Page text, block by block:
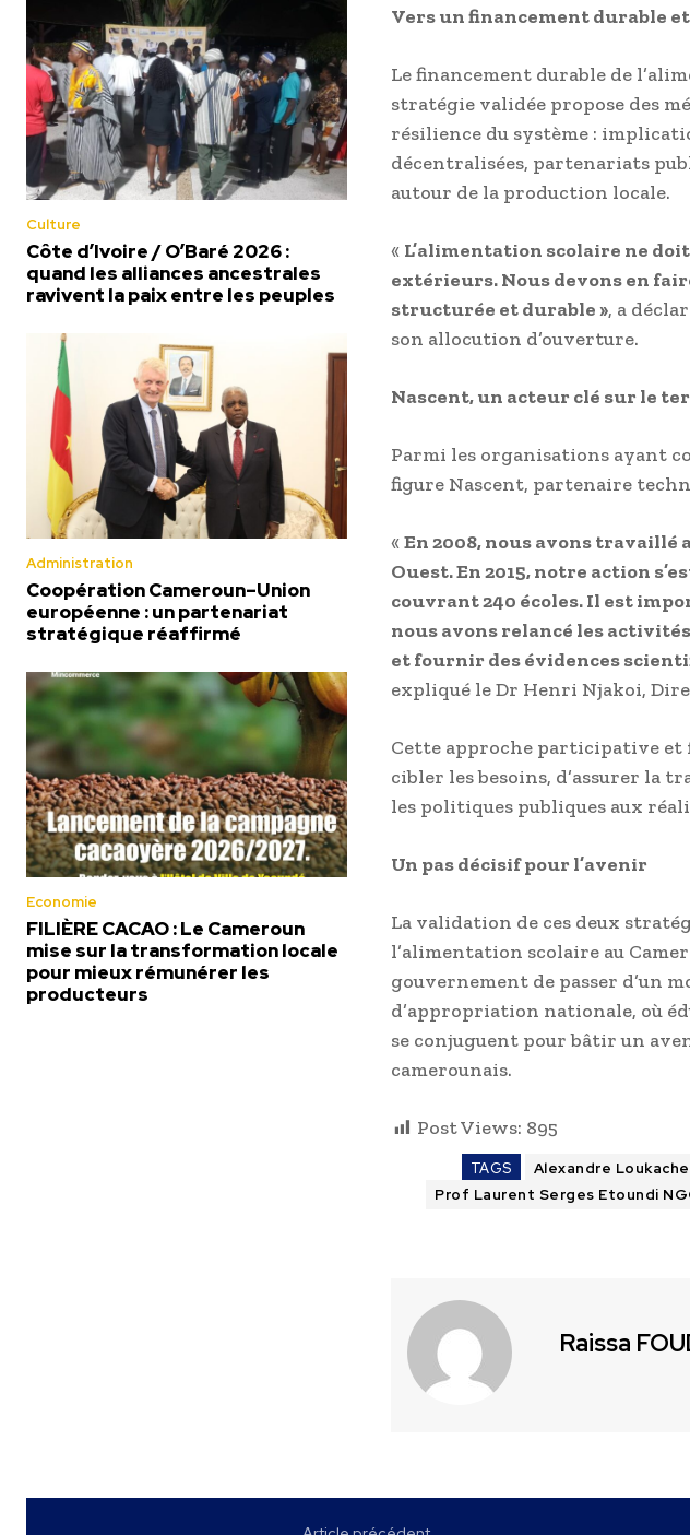
Culture
Côte d’Ivoire / O’Baré 2026 :
quand les alliances ancestrales
ravivent la paix entre les peuples
Administration
Coopération Cameroun–Union
européenne : un partenariat
stratégique réaffirmé
Economie
FILIÈRE CACAO : Le Cameroun
mise sur la transformation locale
pour mieux rémunérer les
producteurs
Vers un financement durable
Le financement durable de
stratégie validée propose des
résilience du système :
décentralisées, partenariats
autour de la production locale.
« L’alimentation scolaire ne
extérieurs. Nous devons en
structurée et durable », a
son allocution d’ouverture.
Nascent, un acteur clé sur le
Parmi les organisations ayant
figure Nascent, partenaire
«En 2008, nous avons travaillé
Ouest. En 2015, notre action
couvrant 240 écoles. Il est
nous avons relancé les
et fournir des évidences
expliqué le Dr Henri Njakoi,
Cette approche participative et
cibler les besoins, d’assurer la
les politiques publiques aux
Un pas décisif pour l’avenir
La validation de ces deux
l’alimentation scolaire au
gouvernement de passer d’un
d’appropriation nationale, où
se conjuguent pour bâtir un
camerounais.
Post Views: 895
TAGS Alexandre
Prof Laurent Serges Etoundi
Raissa